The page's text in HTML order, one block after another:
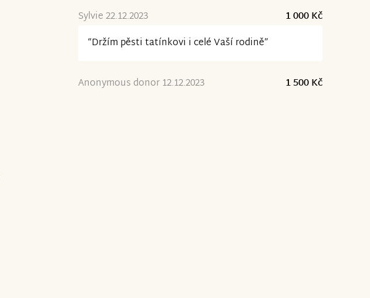
Sylvie 22.12.2023
1 000 Kč
“Držím pěsti tatínkovi i celé Vaší rodině”
Anonymous donor 12.12.2023 1 500 Kč